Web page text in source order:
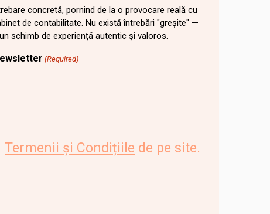
concretă, pornind de la o provocare reală cu
de contabilitate. Nu există întrebări "greșite" —
schimb de experiență autentic și valoros.
(Required)
Termenii și Condițiile de pe site.